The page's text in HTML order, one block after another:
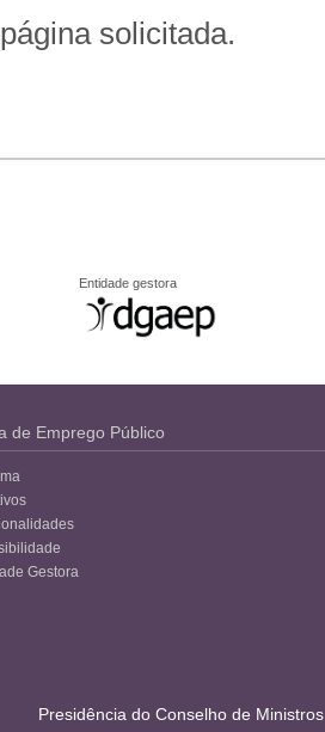
solicitada.
Entidade gestora
de Emprego Público
Gestora
Presidência do Conselho de Ministros